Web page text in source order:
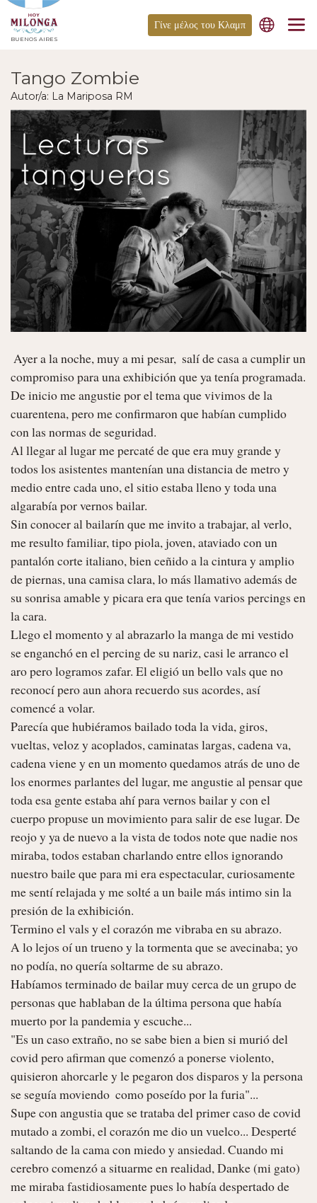
BUENOS AIRES
Γίνε μέλος του Κλαμπ
Tango Zombie
Autor/a: La Mariposa RM
compromiso para una exhibición que ya tenía programada.
De inicio me angustie por el tema que vivimos de la
cuarentena, pero me confirmaron que habían cumplido
con las normas de seguridad.
Al llegar al lugar me percaté de que era muy grande y
todos los asistentes mantenían una distancia de metro y
medio entre cada uno, el sitio estaba lleno y toda una
algarabía por vernos bailar.
Sin conocer al bailarín que me invito a trabajar, al verlo,
me resulto familiar, tipo piola, joven, ataviado con un
pantalón corte italiano, bien ceñido a la cintura y amplio
de piernas, una camisa clara, lo más llamativo además de
su sonrisa amable y picara era que tenía varios percings en
la cara.
Llego el momento y al abrazarlo la manga de mi vestido
se enganchó en el percing de su nariz, casi le arranco el
aro pero logramos zafar. El eligió un bello vals que no
reconocí pero aun ahora recuerdo sus acordes, así
comencé a volar.
Parecía que hubiéramos bailado toda la vida, giros,
vueltas, veloz y acoplados, caminatas largas, cadena va,
cadena viene y en un momento quedamos atrás de uno de
los enormes parlantes del lugar, me angustie al pensar que
toda esa gente estaba ahí para vernos bailar y con el
cuerpo propuse un movimiento para salir de ese lugar. De
reojo y ya de nuevo a la vista de todos note que nadie nos
miraba, todos estaban charlando entre ellos ignorando
nuestro baile que para mi era espectacular, curiosamente
me sentí relajada y me solté a un baile más intimo sin la
presión de la exhibición.
Termino el vals y el corazón me vibraba en su abrazo.
A lo lejos oí un trueno y la tormenta que se avecinaba; yo
no podía, no quería soltarme de su abrazo.
Habíamos terminado de bailar muy cerca de un grupo de
personas que hablaban de la última persona que había
muerto por la pandemia y escuche...
"Es un caso extraño, no se sabe bien a bien si murió del
covid pero afirman que comenzó a ponerse violento,
quisieron ahorcarle y le pegaron dos disparos y la persona
se seguía moviendo  como poseído por la furia"...
Supe con angustia que se trataba del primer caso de covid
mutado a zombi, el corazón me dio un vuelco... Desperté
saltando de la cama con miedo y ansiedad. Cuando mi
cerebro comenzó a situarme en realidad, Danke (mi gato)
me miraba fastidiosamente pues lo había despertado de